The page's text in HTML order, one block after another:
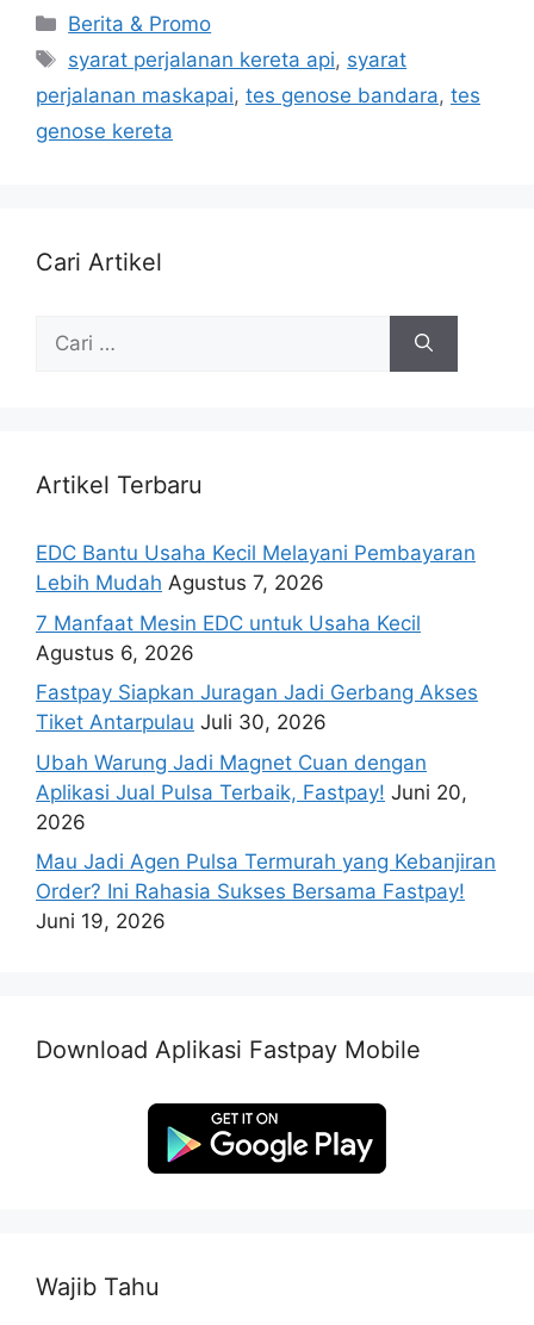
Berita & Promo
syarat perjalanan kereta api, syarat
perjalanan maskapai, tes genose bandara, tes
genose kereta
Cari Artikel
Artikel Terbaru
EDC Bantu Usaha Kecil Melayani Pembayaran
Lebih Mudah Agustus 7, 2026
7 Manfaat Mesin EDC untuk Usaha Kecil
Agustus 6, 2026
Fastpay Siapkan Juragan Jadi Gerbang Akses
Tiket Antarpulau Juli 30, 2026
Ubah Warung Jadi Magnet Cuan dengan
Aplikasi Jual Pulsa Terbaik, Fastpay! Juni 20,
2026
Mau Jadi Agen Pulsa Termurah yang Kebanjiran
Order? Ini Rahasia Sukses Bersama Fastpay!
Juni 19, 2026
Download Aplikasi Fastpay Mobile
Wajib Tahu